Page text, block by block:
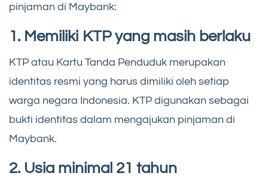
pinjaman di Maybank:
1. Memiliki KTP yang masih berlaku
KTP atau Kartu Tanda Penduduk merupakan
identitas resmi yang harus dimiliki oleh setiap
warga negara Indonesia. KTP digunakan sebagai
bukti identitas dalam mengajukan pinjaman di
Maybank.
2. Usia minimal 21 tahun